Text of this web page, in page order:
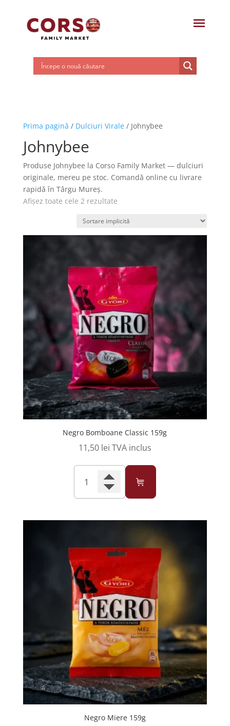
Prima pagină / Dulciuri Virale/ Johnybee
Johnybee
Produse Johnybee la Corso Family Market — dulciuri
originale, mereu pe stoc. Comandă online cu livrare
rapidă în Târgu Mureș.
Afișez toate cele 2 rezultate
Negro Bomboane Classic 159g
11,50 lei TVA inclus
Negro
Bomboane
159g
Negro Miere 159g